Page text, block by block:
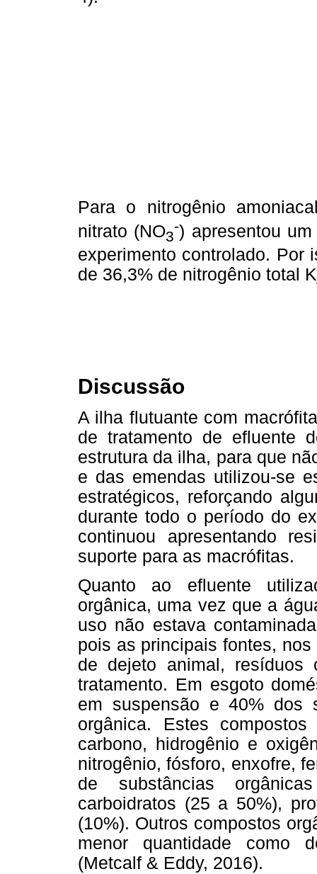
Para o nitrogênio
nitrato (NO3
-) apresentou
experimento controlado. Por
de 36,3% de nitrogênio total
Discussão
A ilha flutuante com
de tratamento de efluente
estrutura da ilha, para que
e das emendas utilizou-se
estratégicos, reforçando
durante todo o período do
continuou apresentando
suporte para as macrófitas.
Quanto ao efluente
orgânica, uma vez que a
uso não estava
pois as principais fontes,
de dejeto animal, resíduos
tratamento. Em esgoto
em suspensão e 40% dos
orgânica. Estes
carbono, hidrogênio e
nitrogênio, fósforo, enxofre,
de substâncias
carboidratos (25 a 50%),
(10%). Outros compostos
menor quantidade como
(Metcalf & Eddy, 2016).